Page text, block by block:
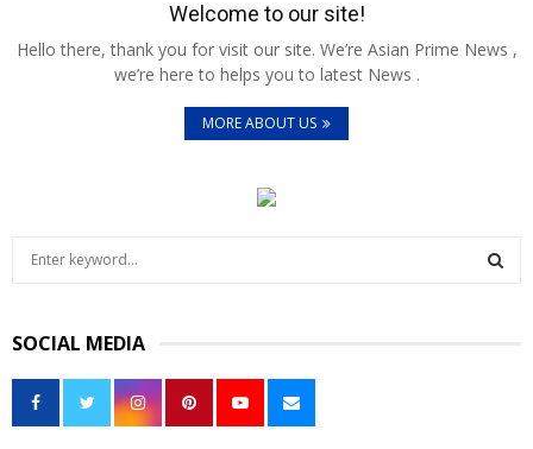
Welcome to our site!
Hello there, thank you for visit our site. We’re Asian Prime News ,
we’re here to helps you to latest News .
MORE ABOUT US
c
h
o
SOCIAL MEDIA